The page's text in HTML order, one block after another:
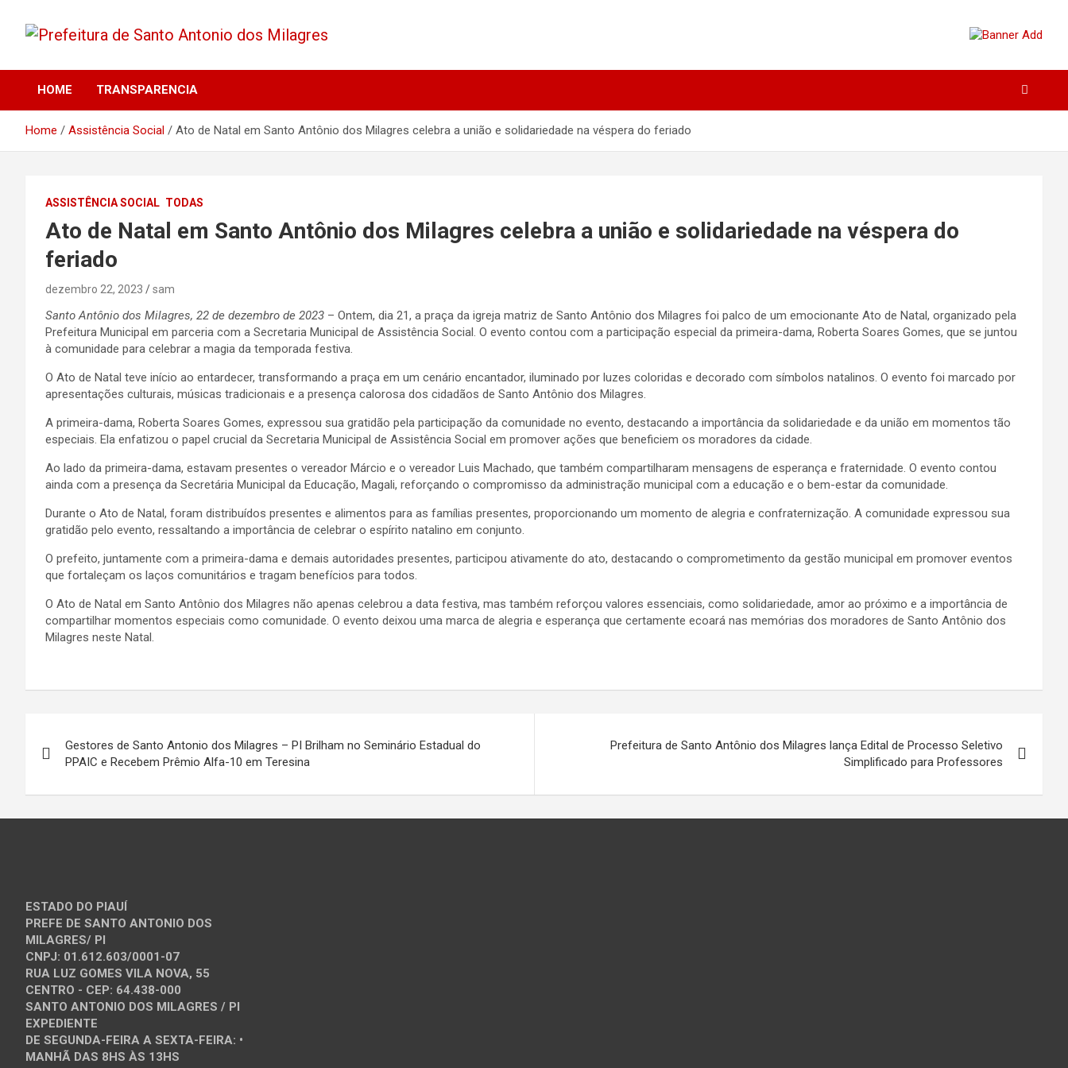
content
Prefeitura de Santo
Antonio dos Milagres
HOME TRANSPARENCIA
Home Assistência Social Ato de Natal em Santo Antônio dos Milagres celebra a união e solidariedade na véspera do feriado
ASSISTÊNCIA SOCIAL TODAS
Ato de Natal em Santo Antônio dos Milagres celebra a união e solidariedade na véspera do
feriado
dezembro 22, 2023 sam
Santo Antônio dos Milagres, 22 de dezembro de 2023 – Ontem, dia 21, a praça da igreja matriz de Santo Antônio dos Milagres foi palco de um emocionante Ato de Natal, organizado pela
Prefeitura Municipal em parceria com a Secretaria Municipal de Assistência Social. O evento contou com a participação especial da primeira-dama, Roberta Soares Gomes, que se juntou
à comunidade para celebrar a magia da temporada festiva.
O Ato de Natal teve início ao entardecer, transformando a praça em um cenário encantador, iluminado por luzes coloridas e decorado com símbolos natalinos. O evento foi marcado por
apresentações culturais, músicas tradicionais e a presença calorosa dos cidadãos de Santo Antônio dos Milagres.
A primeira-dama, Roberta Soares Gomes, expressou sua gratidão pela participação da comunidade no evento, destacando a importância da solidariedade e da união em momentos tão
especiais. Ela enfatizou o papel crucial da Secretaria Municipal de Assistência Social em promover ações que beneficiem os moradores da cidade.
Ao lado da primeira-dama, estavam presentes o vereador Márcio e o vereador Luis Machado, que também compartilharam mensagens de esperança e fraternidade. O evento contou
ainda com a presença da Secretária Municipal da Educação, Magali, reforçando o compromisso da administração municipal com a educação e o bem-estar da comunidade.
Durante o Ato de Natal, foram distribuídos presentes e alimentos para as famílias presentes, proporcionando um momento de alegria e confraternização. A comunidade expressou sua
gratidão pelo evento, ressaltando a importância de celebrar o espírito natalino em conjunto.
O prefeito, juntamente com a primeira-dama e demais autoridades presentes, participou ativamente do ato, destacando o comprometimento da gestão municipal em promover eventos
que fortaleçam os laços comunitários e tragam benefícios para todos.
O Ato de Natal em Santo Antônio dos Milagres não apenas celebrou a data festiva, mas também reforçou valores essenciais, como solidariedade, amor ao próximo e a importância de
compartilhar momentos especiais como comunidade. O evento deixou uma marca de alegria e esperança que certamente ecoará nas memórias dos moradores de Santo Antônio dos
Milagres neste Natal.
de
Post
Gestores de Santo Antonio dos Milagres – PI Brilham no Seminário Estadual do
PPAIC e Recebem Prêmio Alfa-10 em Teresina
Prefeitura de Santo Antônio dos Milagres lança Edital de Processo Seletivo
Simplificado para Professores
ESTADO DO PIAUÍ
PREFE DE SANTO ANTONIO DOS
MILAGRES/ PI
CNPJ: 01.612.603/0001-07
RUA LUZ GOMES VILA NOVA, 55
CENTRO - CEP: 64.438-000
SANTO ANTONIO DOS MILAGRES / PI
EXPEDIENTE
DE SEGUNDA-FEIRA A SEXTA-FEIRA: •
MANHÃ DAS 8HS ÀS 13HS